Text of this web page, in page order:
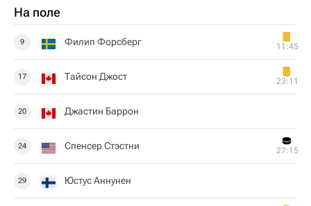
На поле
9 Филип Форсберг 11:45
17 Тайсон Джост 23:11
20 Джастин Баррон
24 Спенсер Стэстни 27:15
29 Юстус Аннунен